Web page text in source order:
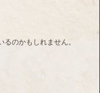
のかもしれません。